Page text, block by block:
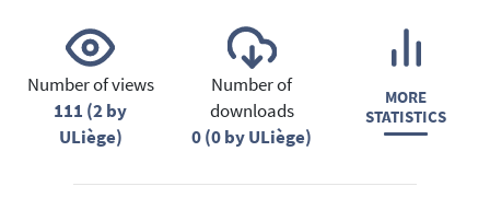
Number of views
111 (2 by
ULiège)
Number of
downloads
0 (0 by ULiège)
MORE
STATISTICS